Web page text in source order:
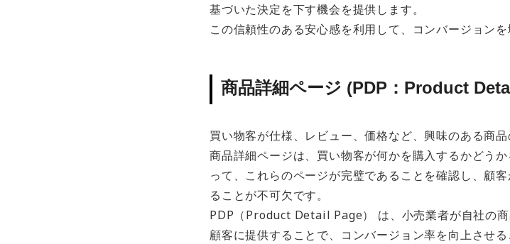
基づいた決定を下す機会を提供します。
この信頼性のある安心感を利用して、コンバージョンを
商品詳細ページ (PDP： Product
買い物客が仕様、レビュー、価格など、興味のある商
商品詳細ページは、買い物客が何かを購入するかどう
って、これらのページが完璧であることを確認し、顧
ることが不可欠です。
PDP（Product Detail Page） は、小売業者が自社の
顧客に提供することで、コンバージョン率を向上させる